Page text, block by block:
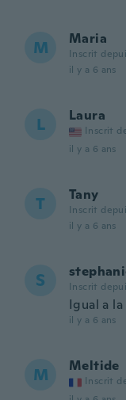
M Maria
Inscrit
il y a 6 ans
L Laura
Inscrit
il y a 6 ans
T Tany
Inscrit
il y a 6 ans
S Inscrit
Igual a
il y a 6 ans
M Meltide
Inscrit